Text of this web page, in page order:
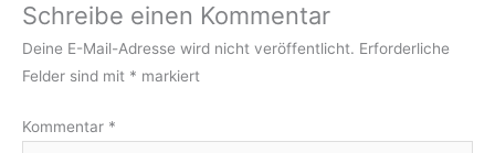
Schreibe einen Kommentar
Deine E-Mail-Adresse wird nicht veröffentlicht. Erforderliche
Felder sind mit * markiert
Kommentar *